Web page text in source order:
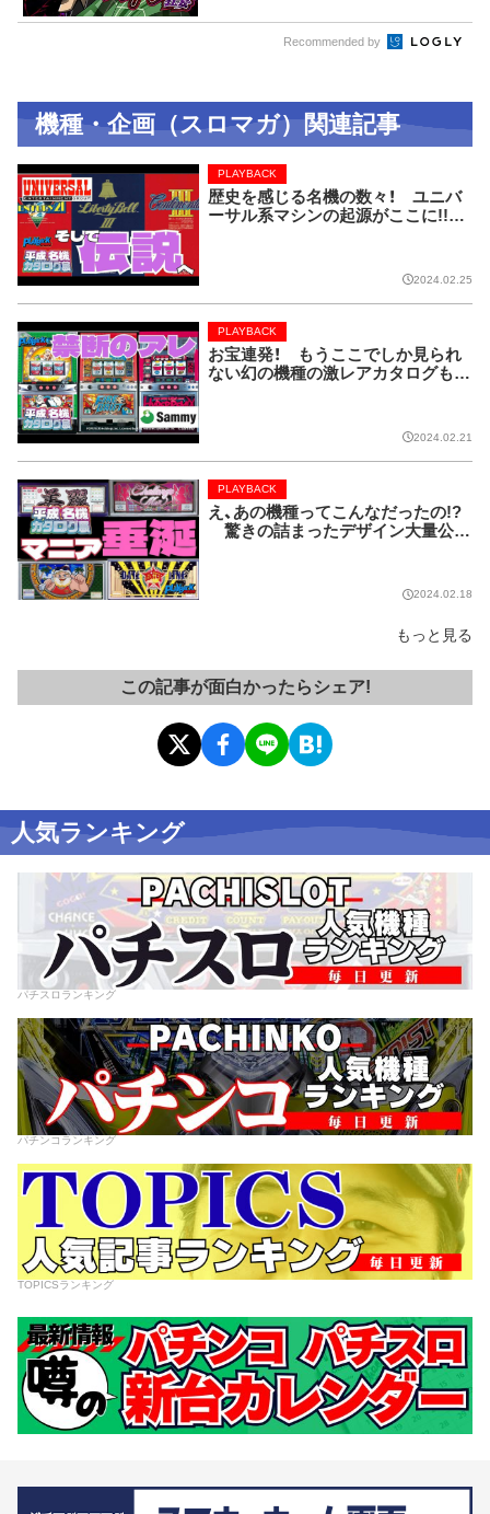
Recommended by
機種・企画（スロマガ）関連記事
歴史を感じる名機の数々！ ユニバ
ーサル系マシンの起源がここに!!【P
PLAYBACK
2024.02.25
お宝連発！ もうここでしか見られ
ない幻の機種の激レアカタログも！
PLAYBACK
2024.02.21
え、あの機種ってこんなだったの!?
驚きの詰まったデザイン大量公
PLAYBACK
2024.02.18
もっと見る
この記事が面白かったらシェア!
人気ランキング
パチスロランキング
パチンコランキング
TOPICSランキング